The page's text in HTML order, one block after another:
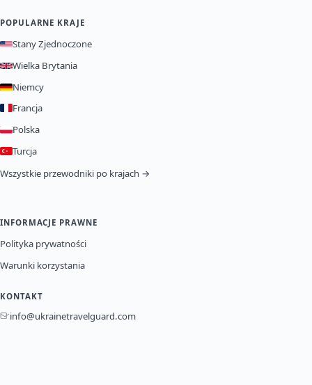
POPULARNE KRAJE
Stany Zjednoczone
Wielka Brytania
Niemcy
Francja
Polska
Turcja
Wszystkie przewodniki po krajach →
INFORMACJE PRAWNE
Polityka prywatności
Warunki korzystania
KONTAKT
info@ukrainetravelguard.com